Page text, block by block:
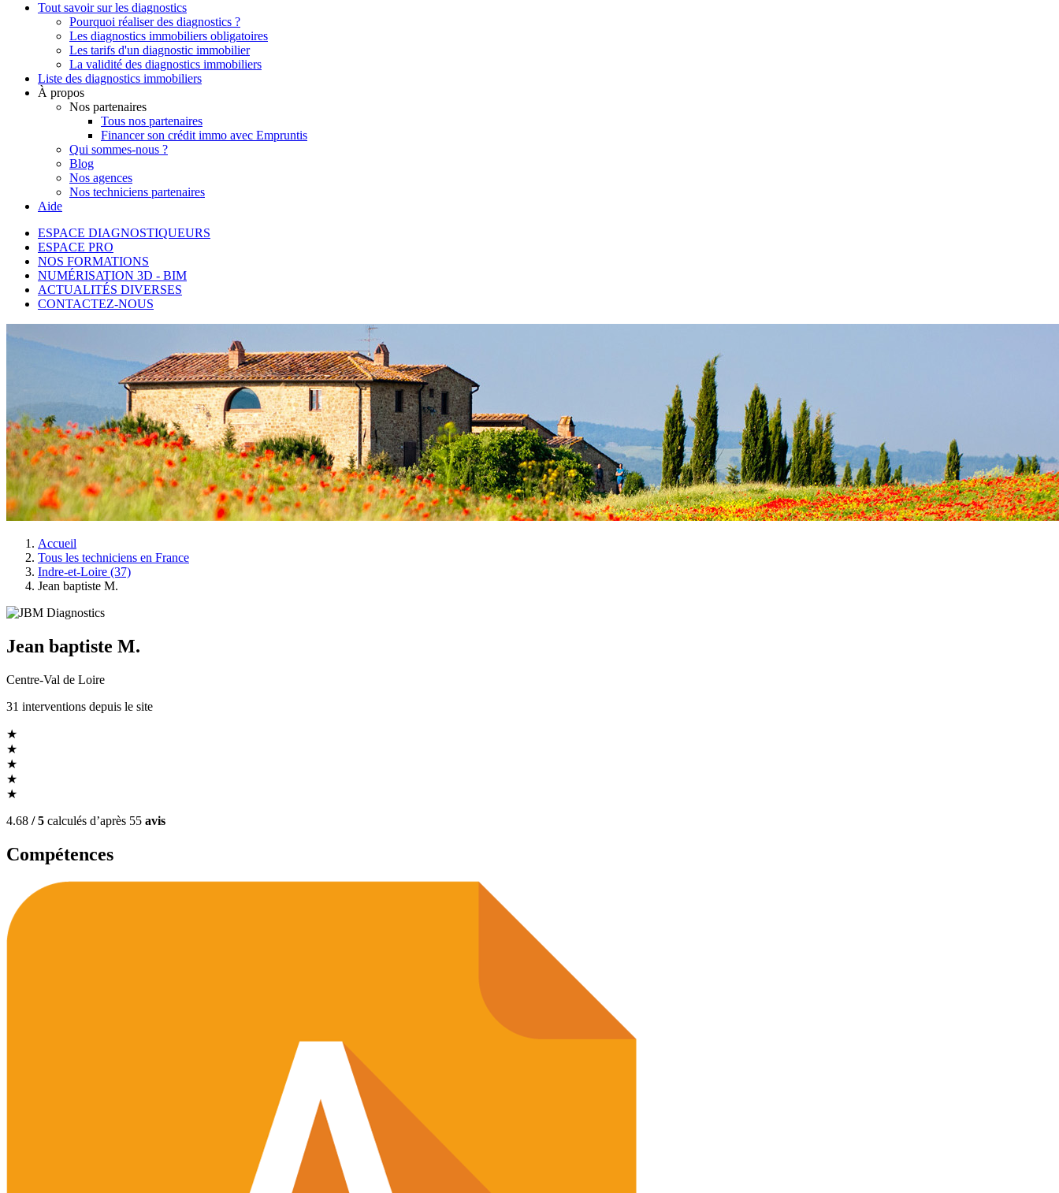
Tout savoir sur les diagnostics
Pourquoi réaliser des diagnostics ?
Les diagnostics immobiliers obligatoires
Les tarifs d'un diagnostic immobilier
La validité des diagnostics immobiliers
Liste des diagnostics immobiliers
À propos
Nos partenaires
Tous nos partenaires
Financer son crédit immo avec Empruntis
Qui sommes-nous ?
Blog
Nos agences
Nos techniciens partenaires
Aide
ESPACE DIAGNOSTIQUEURS
ESPACE PRO
NOS FORMATIONS
NUMÉRISATION 3D - BIM
ACTUALITÉS DIVERSES
CONTACTEZ-NOUS
Accueil
Tous les techniciens en France
Indre-et-Loire (37)
Jean baptiste M.
Jean baptiste M.
Centre-Val de Loire
31 interventions depuis le site
★
★
★
★
★
4.68 / 5 calculés d’après 55 avis
Compétences